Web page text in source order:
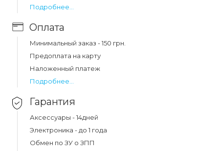
earphones with microphone white (m34) составляет 65
грн.
Подробнее...
Оплата
Минимальный заказ - 150 грн.
Предоплата на карту
Наложенный платеж
Подробнее...
Гарантия
Аксессуары - 14дней
Электроника - до 1 года
Обмен по ЗУ о ЗПП